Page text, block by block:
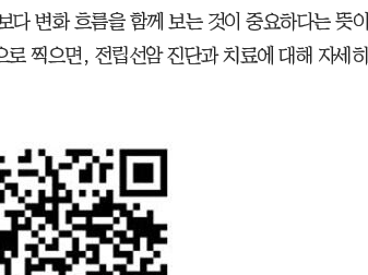
변화 흐름을 함께 보는 것이 중요하다는 뜻이
찍으면, 전립선암 진단과 치료에 대해 자세히